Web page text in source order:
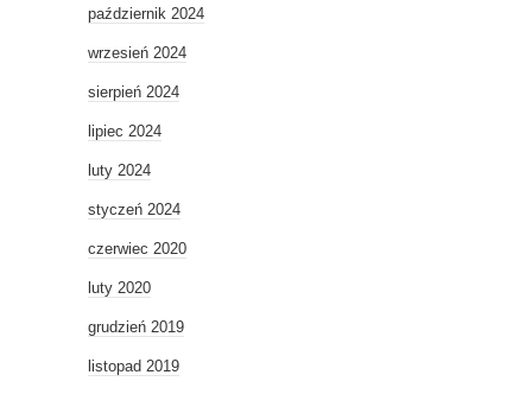
październik 2024
wrzesień 2024
sierpień 2024
lipiec 2024
luty 2024
styczeń 2024
czerwiec 2020
luty 2020
grudzień 2019
listopad 2019